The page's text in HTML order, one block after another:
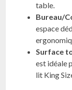
table.
Bureau/
espace
Surface
est idéale
lit King